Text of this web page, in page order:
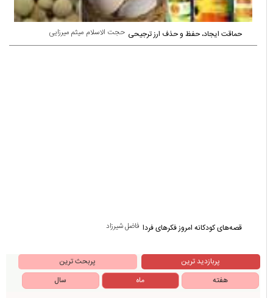
حجت الاسلام میثم میرزایی حماقت ایجاد، حفظ و حذف ارز ترجیحی
فاضل شیرزاد قصه‌های کودکانه امروز فکرهای فردا
پربازدید ترین
پربحث ترین
هفته
ماه سال